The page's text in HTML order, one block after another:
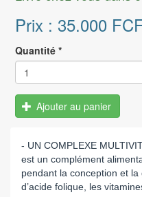
Prix : 35.000
Quantité *
Ajouter au panier
- UN COMPLEXE
est un complément
pendant la conception et
d’acide folique, les